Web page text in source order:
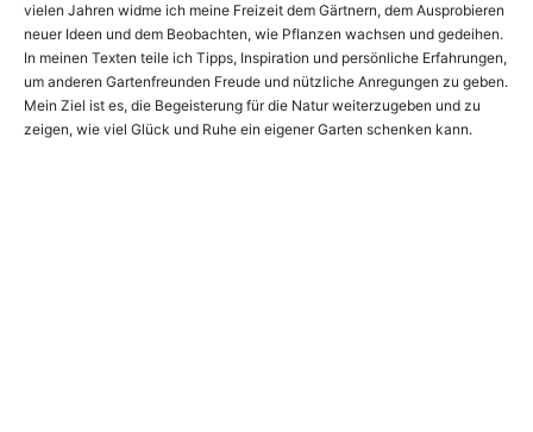
vielen Jahren widme ich meine Freizeit dem Gärtnern, dem Ausprobieren
neuer Ideen und dem Beobachten, wie Pflanzen wachsen und gedeihen.
In meinen Texten teile ich Tipps, Inspiration und persönliche Erfahrungen,
um anderen Gartenfreunden Freude und nützliche Anregungen zu geben.
Mein Ziel ist es, die Begeisterung für die Natur weiterzugeben und zu
zeigen, wie viel Glück und Ruhe ein eigener Garten schenken kann.